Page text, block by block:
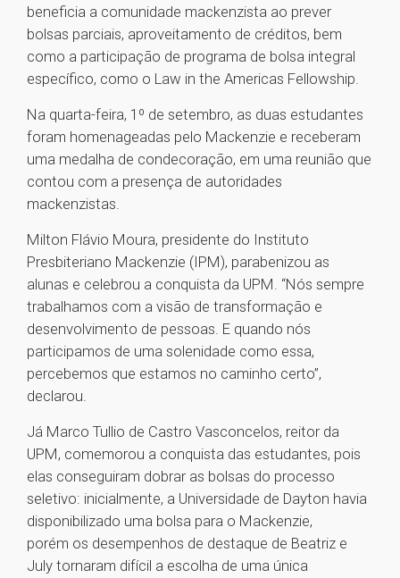
beneficia a comunidade mackenzista ao prever
bolsas parciais, aproveitamento de créditos, bem
como a participação de programa de bolsa integral
específico, como o Law in the Americas Fellowship.
Na quarta-feira, 1º de setembro, as duas estudantes
foram homenageadas pelo Mackenzie e receberam
uma medalha de condecoração, em uma reunião que
contou com a presença de autoridades
mackenzistas.
Milton Flávio Moura, presidente do Instituto
Presbiteriano Mackenzie (IPM), parabenizou as
alunas e celebrou a conquista da UPM. “Nós sempre
trabalhamos com a visão de transformação e
desenvolvimento de pessoas. E quando nós
participamos de uma solenidade como essa,
percebemos que estamos no caminho certo”,
declarou.
Já Marco Tullio de Castro Vasconcelos, reitor da
UPM, comemorou a conquista das estudantes, pois
elas conseguiram dobrar as bolsas do processo
seletivo: inicialmente, a Universidade de Dayton havia
disponibilizado uma bolsa para o Mackenzie,
porém os desempenhos de destaque de Beatriz e
July tornaram difícil a escolha de uma única